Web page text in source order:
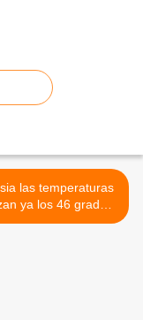
las temperaturas
ya los 46 grados
bajo cero >